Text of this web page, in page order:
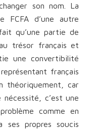
son nom. La
FCFA d’une autre
qu’une partie de
trésor français et
une convertibilité
français
théoriquement, car
nécessité, c’est une
comme en
propres soucis